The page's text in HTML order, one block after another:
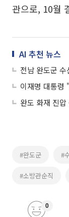
관으로, 10월
AI 추천 뉴스
전남 완도군
완도 화재 진
#완도군 #
#소방관순직
0